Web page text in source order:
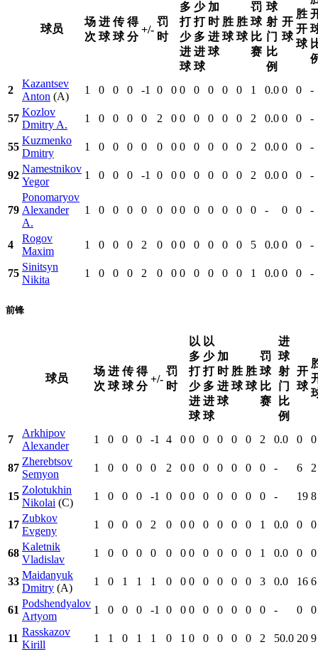
球员
场
次
进
球
传
球
得
分
+/-
罚
时
多
打
少
进
球
少
打
多
进
球
加
时
进
球
胜
球
胜
球
罚
球
比
赛
球
射
门
比
例
开
球
胜
开
球
2
Kazantsev
Anton (A)
1 0 0 0 -1 0 0 0 0 0 0 0 1 0.0 0 0 -
57
Kozlov
Dmitry A.
1 0 0 0 0 2 0 0 0 0 0 0 2 0.0 0 0 -
55
Kuzmenko
Dmitry
1 0 0 0 0 0 0 0 0 0 0 0 2 0.0 0 0 -
92
Namestnikov
Yegor
1 0 0 0 -1 0 0 0 0 0 0 0 2 0.0 0 0 -
79
Ponomaryov
Alexander
A.
1 0 0 0 0 0 0 0 0 0 0 0 0 - 0 0 -
4
Rogov
Maxim
1 0 0 0 2 0 0 0 0 0 0 0 5 0.0 0 0 -
75
Sinitsyn
Nikita
1 0 0 0 2 0 0 0 0 0 0 0 1 0.0 0 0 -
前锋
球员
场
次
进
球
传
球
得
分
+/-
罚
时
以
多
打
少
进
球
以
少
打
多
进
球
加
时
进
球
胜
球
胜
球
罚
球
比
赛
进
球
射
门
比
例
开
球
7
Arkhipov
Alexander
1 0 0 0 -1 4 0 0 0 0 0 0 2 0.0 0 0
87
Zherebtsov
Semyon
1 0 0 0 0 2 0 0 0 0 0 0 0 - 6 2
15
Zolotukhin
Nikolai (C)
1 0 0 0 -1 0 0 0 0 0 0 0 0 - 19 8
17
Zubkov
Evgeny
1 0 0 0 2 0 0 0 0 0 0 0 1 0.0 0 0
68
Kaletnik
Vladislav
1 0 0 0 0 0 0 0 0 0 0 0 1 0.0 0 0
33
Maidanyuk
Dmitry (A)
1 0 1 1 1 0 0 0 0 0 0 0 3 0.0 16 6
61
Podshendyalov
Artyom
1 0 0 0 -1 0 0 0 0 0 0 0 0 - 0 0
11
Rasskazov
Kirill
1 1 0 1 1 0 1 0 0 0 0 0 2 50.0 20 9